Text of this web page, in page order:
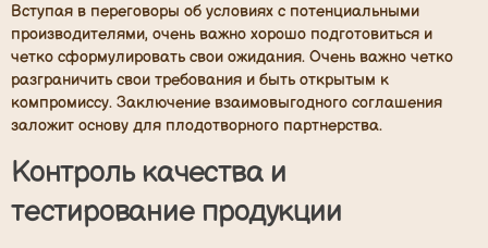
Вступая в переговоры об условиях с потенциальными
производителями, очень важно хорошо подготовиться и
четко сформулировать свои ожидания. Очень важно четко
разграничить свои требования и быть открытым к
компромиссу. Заключение взаимовыгодного соглашения
заложит основу для плодотворного партнерства.
Контроль качества и
тестирование продукции